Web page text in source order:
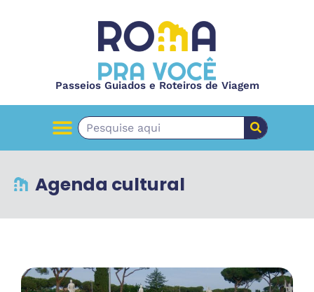
Passeios Guiados e Roteiros de Viagem
Agenda cultural